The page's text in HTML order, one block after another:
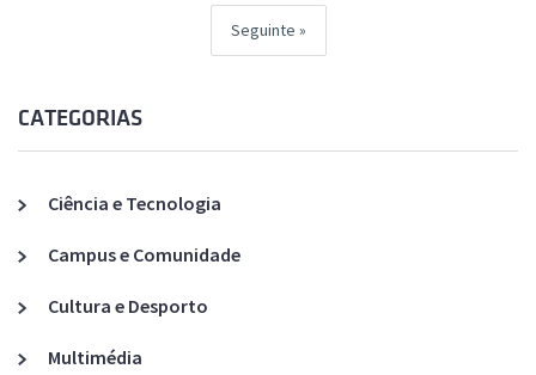
Seguinte
CATEGORIAS
Ciência e Tecnologia
Campus e Comunidade
Cultura e Desporto
Multimédia